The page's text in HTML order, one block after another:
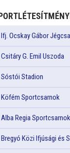
Ifj. Ocskay Gábor
Csitáry G. Emil Uszoda
Sóstói Stadion
Köfém Sportcsarnok
Alba Regia Sportcsarnok
Bregyó Közi Ifjúsági és